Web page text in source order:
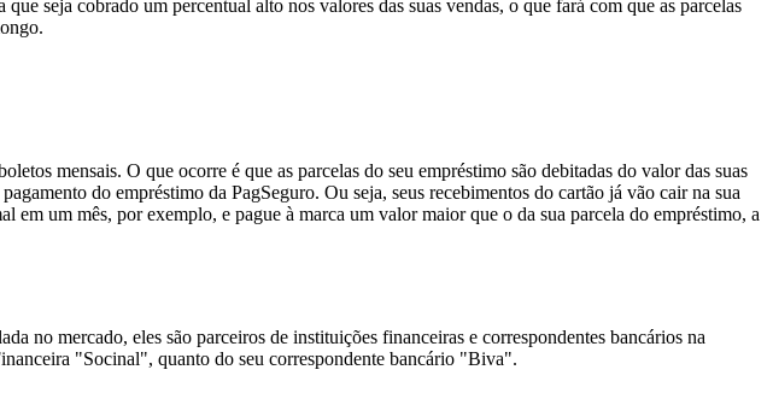
seja cobrado um percentual alto nos valores das suas vendas, o que fará com que as parcelas
mensais. O que ocorre é que as parcelas do seu empréstimo são debitadas do valor das suas
do empréstimo da PagSeguro. Ou seja, seus recebimentos do cartão já vão cair na sua
um mês, por exemplo, e pague à marca um valor maior que o da sua parcela do empréstimo, a
no mercado, eles são parceiros de instituições financeiras e correspondentes bancários na
"Socinal", quanto do seu correspondente bancário "Biva".